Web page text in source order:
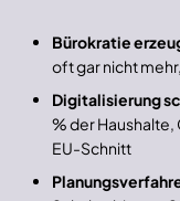
Bürokratie
oft gar nicht
Digitalisierung
% der
EU-Schnitt